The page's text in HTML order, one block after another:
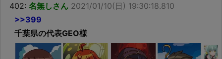
402: 名無しさん 2021/01/10(日) 19:30:18.810
>>399
千葉県の代表GEO様